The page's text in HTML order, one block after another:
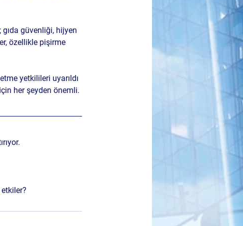
gıda güvenliği, hijyen
özellikle pişirme
yetkilileri uyarıldı
her şeyden önemli.